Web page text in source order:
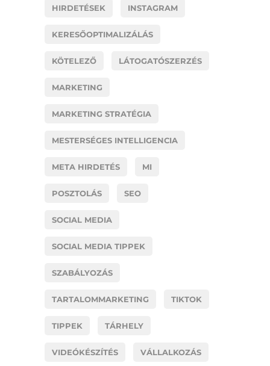
HIRDETÉSEK INSTAGRAM
KERESŐOPTIMALIZÁLÁS
KÖTELEZŐ LÁTOGATÓSZERZÉS
MARKETING
MARKETING STRATÉGIA
MESTERSÉGES INTELLIGENCIA
META HIRDETÉS MI
POSZTOLÁS SEO
SOCIAL MEDIA
SOCIAL MEDIA TIPPEK
SZABÁLYOZÁS
TARTALOMMARKETING TIKTOK
TIPPEK TÁRHELY
VIDEÓKÉSZÍTÉS VÁLLALKOZÁS